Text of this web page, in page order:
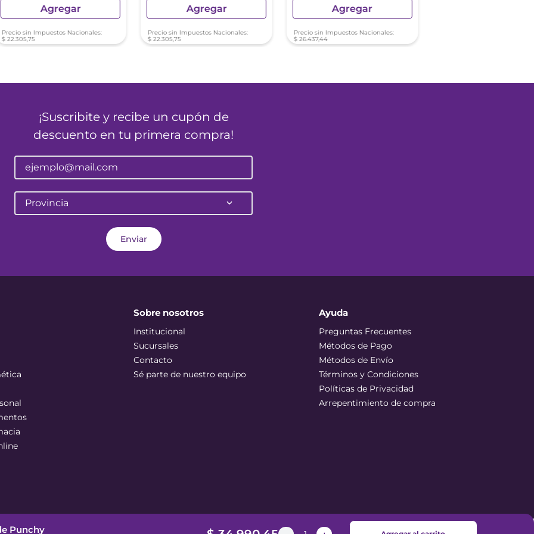
Punchy
Agregar
Precio sin Impuestos Nacionales:
$ 22.305,75
Agregar
Precio sin Impuestos Nacionales:
$ 22.305,75
Agregar
Precio sin Impuestos Nacionales:
$ 26.437,44
¡Suscribite y recibe un cupón de
descuento en tu primera compra!
Provincia
Enviar
Sobre nosotros
Institucional
Sucursales
Contacto
Sé parte de nuestro equipo
Ayuda
Preguntas Frecuentes
Métodos de Pago
Métodos de Envío
Términos y Condiciones
Políticas de Privacidad
Arrepentimiento de compra